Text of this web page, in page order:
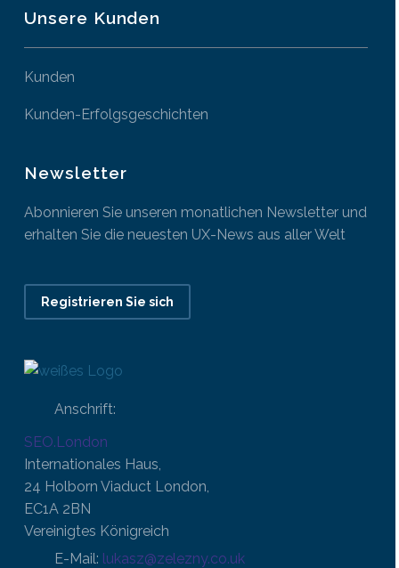
Unsere Kunden
Kunden
Kunden-Erfolgsgeschichten
Newsletter
Abonnieren Sie unseren monatlichen Newsletter und
erhalten Sie die neuesten UX-News aus aller Welt
Registrieren Sie sich
Anschrift:
SEO.London
Internationales Haus,
24 Holborn Viaduct London,
EC1A 2BN
Vereinigtes Königreich
E-Mail: lukasz@zelezny.co.uk